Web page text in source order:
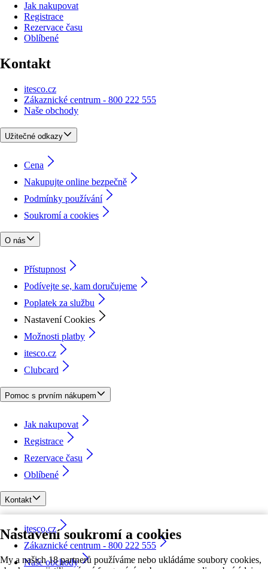
Nastavení soukromí a cookies
My a našich 18 partnerů používáme nebo ukládáme soubory cookies,
Jak nakupovat
Registrace
Rezervace času
Oblíbené
Kontakt
itesco.cz
Zákaznické centrum - 800 222 555
Naše obchody
Užitečné odkazy
Cena
Nakupujte online bezpečně
Podmínky používání
Soukromí a cookies
O nás
Přístupnost
Podívejte se, kam doručujeme
Poplatek za službu
Nastavení Cookies
Možnosti platby
itesco.cz
Clubcard
Pomoc s prvním nákupem
Jak nakupovat
Registrace
Rezervace času
Oblíbené
Kontakt
itesco.cz
Zákaznické centrum - 800 222 555
Naše obchody